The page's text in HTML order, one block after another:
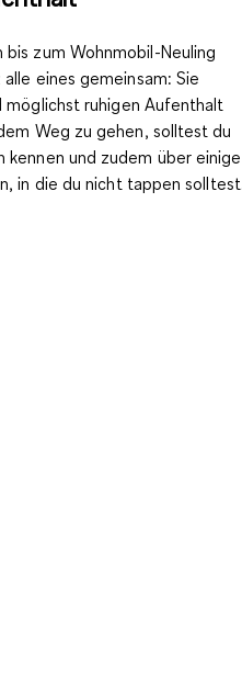
zum Wohnmobil-Neuling
eines gemeinsam: Sie
ruhigen Aufenthalt
Weg zu gehen, solltest du
kennen und zudem über einige
in die du nicht tappen